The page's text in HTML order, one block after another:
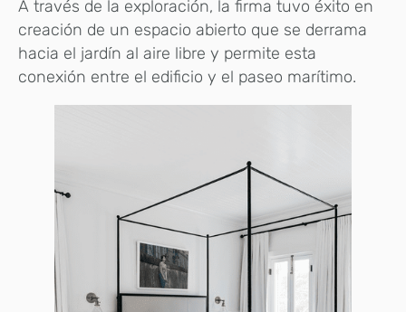
A través de la exploración, la firma tuvo éxito en
creación de un espacio abierto que se derrama
hacia el jardín al aire libre y permite esta
conexión entre el edificio y el paseo marítimo.